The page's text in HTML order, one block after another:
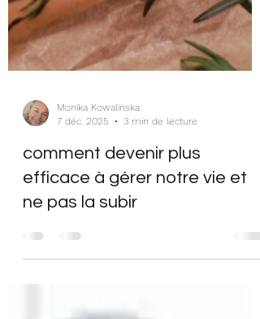
Monika Kowalinska